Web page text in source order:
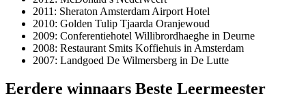
2011: Sheraton Amsterdam Airport Hotel
2010: Golden Tulip Tjaarda Oranjewoud
2009: Conferentiehotel Willibrordhaeghe in Deurne
2008: Restaurant Smits Koffiehuis in Amsterdam
2007: Landgoed De Wilmersberg in De Lutte
Eerdere winnaars Beste Leermeester